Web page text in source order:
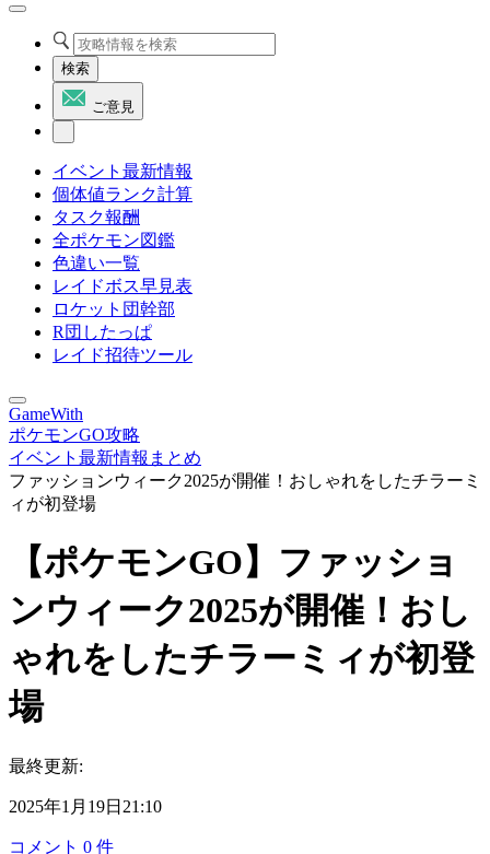
検索
ご意見
イベント最新情報
個体値ランク計算
タスク報酬
全ポケモン図鑑
色違い一覧
レイドボス早見表
ロケット団幹部
R団したっぱ
レイド招待ツール
GameWith
ポケモンGO攻略
イベント最新情報まとめ
ファッションウィーク2025が開催！おしゃれをしたチラーミ
ィが初登場
【ポケモンGO】ファッショ
ンウィーク2025が開催！おし
ゃれをしたチラーミィが初登
場
最終更新:
2025年1月19日21:10
コメント 0 件